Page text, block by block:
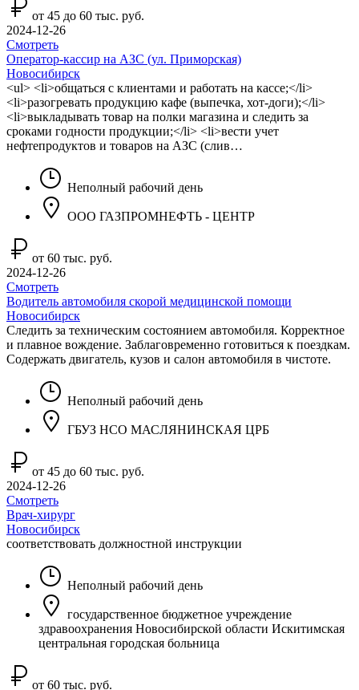
от 45 до 60 тыс. руб.
2024-12-26
Смотреть
Оператор-кассир на АЗС (ул. Приморская)
Новосибирск
<ul> <li>общаться с клиентами и работать на кассе;</li>
<li>разогревать продукцию кафе (выпечка, хот-доги);</li>
<li>выкладывать товар на полки магазина и следить за
сроками годности продукции;</li> <li>вести учет
нефтепродуктов и товаров на АЗС (слив…
Неполный рабочий день
ООО ГАЗПРОМНЕФТЬ - ЦЕНТР
от 60 тыс. руб.
2024-12-26
Смотреть
Водитель автомобиля скорой медицинской помощи
Новосибирск
Следить за техническим состоянием автомобиля. Корректное
и плавное вождение. Заблаговременно готовиться к поездкам.
Содержать двигатель, кузов и салон автомобиля в чистоте.
Неполный рабочий день
ГБУЗ НСО МАСЛЯНИНСКАЯ ЦРБ
от 45 до 60 тыс. руб.
2024-12-26
Смотреть
Врач-хирург
Новосибирск
соответствовать должностной инструкции
Неполный рабочий день
государственное бюджетное учреждение
здравоохранения Новосибирской области Искитимская
центральная городская больница
от 60 тыс. руб.